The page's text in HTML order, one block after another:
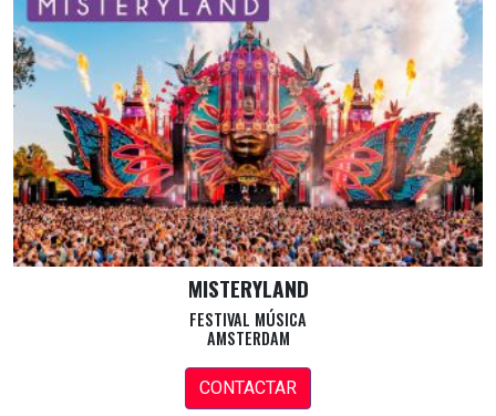
MISTERYLAND
FESTIVAL MÚSICA
AMSTERDAM
CONTACTAR